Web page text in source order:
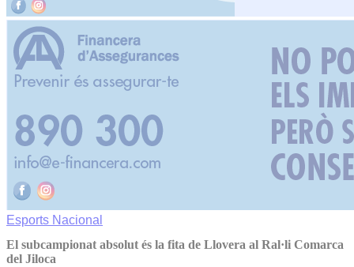
Esports Nacional
El subcampionat absolut és la fita de Llovera al Ral·li Comarca
del Jiloca